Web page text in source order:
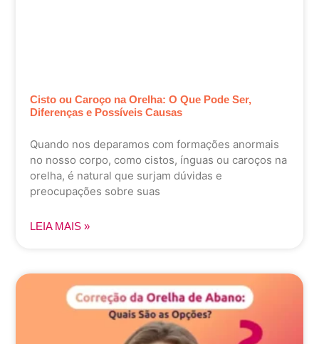
Cisto ou Caroço na Orelha: O Que Pode Ser,
Diferenças e Possíveis Causas
Quando nos deparamos com formações anormais
no nosso corpo, como cistos, ínguas ou caroços na
orelha, é natural que surjam dúvidas e
preocupações sobre suas
LEIA MAIS »